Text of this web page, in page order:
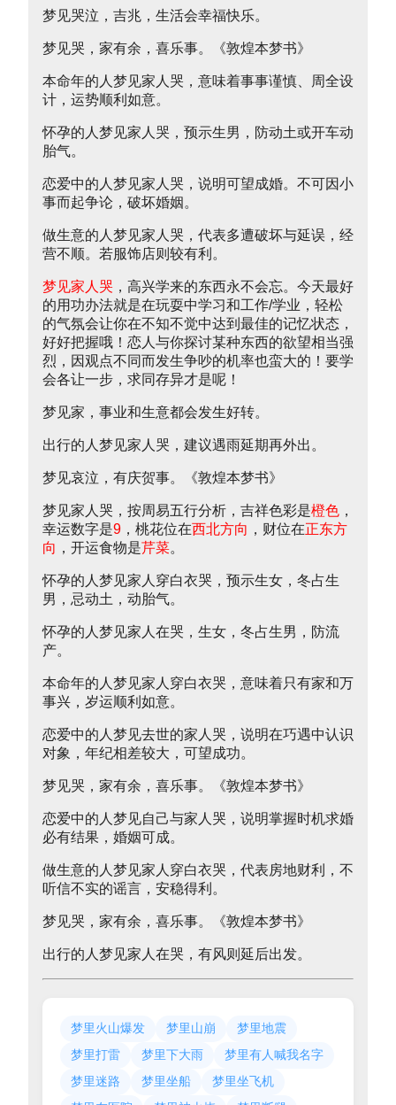
梦见哭泣，吉兆，生活会幸福快乐。
梦见哭，家有余，喜乐事。《敦煌本梦书》
本命年的人梦见家人哭，意味着事事谨慎、周全设
计，运势顺利如意。
怀孕的人梦见家人哭，预示生男，防动土或开车动
胎气。
恋爱中的人梦见家人哭，说明可望成婚。不可因小
事而起争论，破坏婚姻。
做生意的人梦见家人哭，代表多遭破坏与延误，经
营不顺。若服饰店则较有利。
梦见家人哭 ，高兴学来的东西永不会忘。今天最好
的用功办法就是在玩耍中学习和工作/学业，轻松
的气氛会让你在不知不觉中达到最佳的记忆状态，
好好把握哦！恋人与你探讨某种东西的欲望相当强
烈，因观点不同而发生争吵的机率也蛮大的！要学
会各让一步，求同存异才是呢！
梦见家，事业和生意都会发生好转。
出行的人梦见家人哭，建议遇雨延期再外出。
梦见哀泣，有庆贺事。《敦煌本梦书》
梦见家人哭，按周易五行分析，吉祥色彩是橙色 ，
幸运数字是9 ，桃花位在西北方向 ，财位在正东方
向 ，开运食物是芹菜。
怀孕的人梦见家人穿白衣哭，预示生女，冬占生
男，忌动土，动胎气。
怀孕的人梦见家人在哭，生女，冬占生男，防流
产。
本命年的人梦见家人穿白衣哭，意味着只有家和万
事兴，岁运顺利如意。
恋爱中的人梦见去世的家人哭，说明在巧遇中认识
对象，年纪相差较大，可望成功。
梦见哭，家有余，喜乐事。《敦煌本梦书》
恋爱中的人梦见自己与家人哭，说明掌握时机求婚
必有结果，婚姻可成。
做生意的人梦见家人穿白衣哭，代表房地财利，不
听信不实的谣言，安稳得利。
梦见哭，家有余，喜乐事。《敦煌本梦书》
出行的人梦见家人在哭，有风则延后出发。
梦里火山爆发 梦里山崩
梦里地震
梦里打雷
梦里下大雨
梦里有人喊我名字
梦里迷路
梦里坐船
梦里坐飞机